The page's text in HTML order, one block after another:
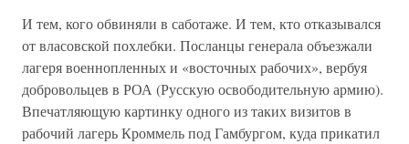
И тем, кого обвиняли в саботаже. И тем, кто отказывался
от власовской похлебки. Посланцы генерала объезжали
лагеря военнопленных и «восточных рабочих», вербуя
добровольцев в РОА (Русскую освободительную армию).
Впечатляющую картинку одного из таких визитов в
рабочий лагерь Кроммель под Гамбургом, куда прикатил